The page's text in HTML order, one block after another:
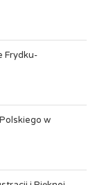
Frydku-
w